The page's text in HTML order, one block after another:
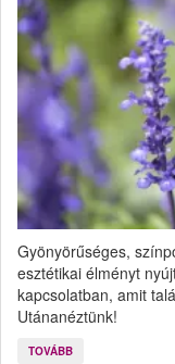
Gyönyörűséges,
esztétikai élményt
kapcsolatban, amit
Utánanéztünk!
TOVÁBB